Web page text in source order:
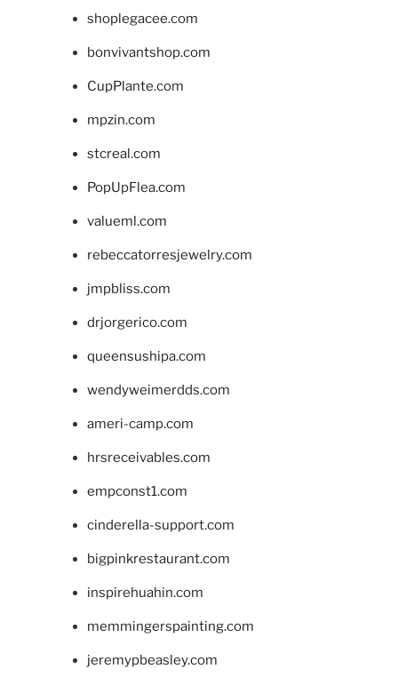
shoplegacee.com
bonvivantshop.com
CupPlante.com
mpzin.com
stcreal.com
PopUpFlea.com
valueml.com
rebeccatorresjewelry.com
jmpbliss.com
drjorgerico.com
queensushipa.com
wendyweimerdds.com
ameri-camp.com
hrsreceivables.com
empconst1.com
cinderella-support.com
bigpinkrestaurant.com
inspirehuahin.com
memmingerspainting.com
jeremypbeasley.com